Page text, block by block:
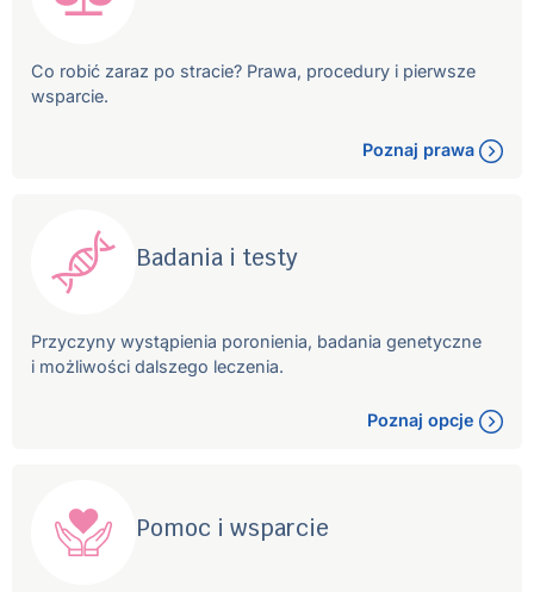
Co robić zaraz po stracie? Prawa, procedury i pierwsze
wsparcie.
Poznaj prawa
Badania i testy
Przyczyny wystąpienia poronienia, badania genetyczne
i możliwości dalszego leczenia.
Poznaj opcje
Pomoc i wsparcie